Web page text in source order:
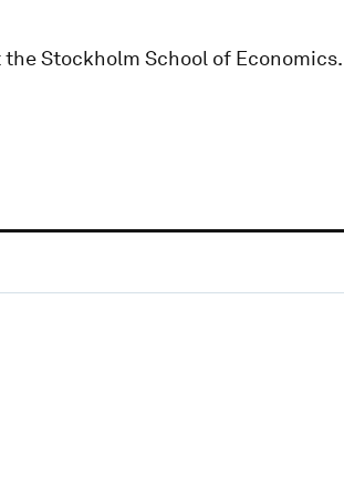
Stockholm School of Economics.